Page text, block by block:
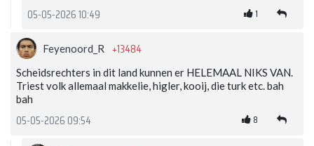
05-05-2026 10:49 1
Feyenoord_R +13484
Scheidsrechters in dit land kunnen er HELEMAAL NIKS VAN.
Triest volk allemaal makkelie, higler, kooij, die turk etc. bah
bah
05-05-2026 09:54 8